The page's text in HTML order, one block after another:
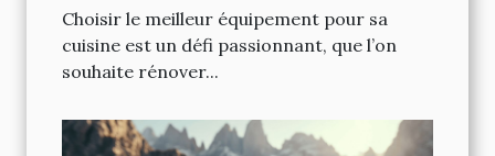
Choisir le meilleur équipement pour sa
cuisine est un défi passionnant, que l’on
souhaite rénover...